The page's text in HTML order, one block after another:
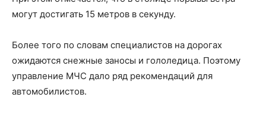
могут достигать 15 метров в секунду.
Более того по словам специалистов на дорогах
ожидаются снежные заносы и гололедица. Поэтому
управление МЧС дало ряд рекомендаций для
автомобилистов.